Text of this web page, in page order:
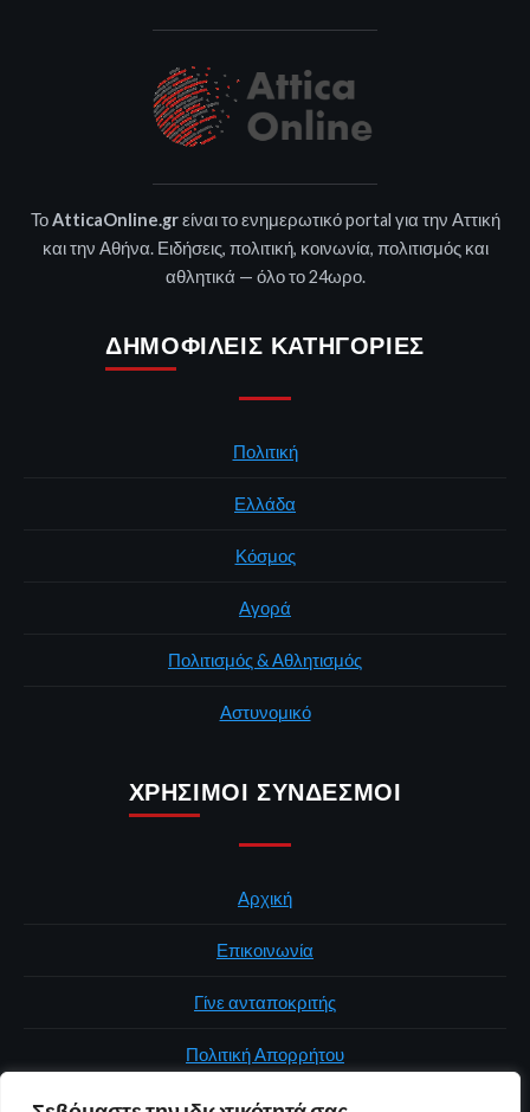
ΤοAtticaOnline.grείναι το ενημερωτικό portal για την Αττική
και την Αθήνα. Ειδήσεις, πολιτική, κοινωνία, πολιτισμός και
αθλητικά — όλο το 24ωρο.
ΔΗΜΟΦΙΛΕΊΣ ΚΑΤΗΓΟΡΊΕΣ
Πολιτική
Ελλάδα
Κόσμος
Αγορά
Πολιτισμός & Αθλητισμός
Αστυνομικό
ΧΡΉΣΙΜΟΙ ΣΎΝΔΕΣΜΟΙ
Αρχική
Επικοινωνία
Γίνε ανταποκριτής
Πολιτική Απορρήτου